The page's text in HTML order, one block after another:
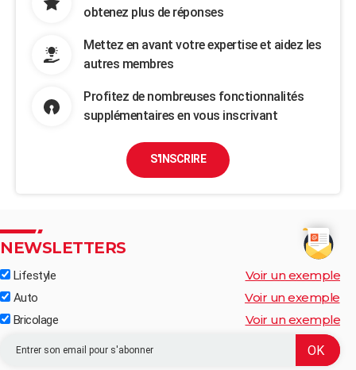
obtenez plus de réponses
Mettez en avant votre expertise et aidez les
autres membres
Profitez de nombreuses fonctionnalités
supplémentaires en vous inscrivant
S'INSCRIRE
NEWSLETTERS
Lifestyle Voir un exemple
Auto Voir un exemple
Bricolage Voir un exemple